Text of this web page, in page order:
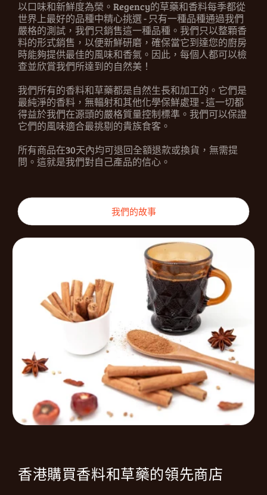
以口味和新鮮度為榮。Regency的草藥和香料每季都從
世界上最好的品種中精心挑選 - 只有一種品種通過我們
嚴格的測試，我們只銷售這一種品種。我們只以整顆香
料的形式銷售，以便新鮮研磨，確保當它到達您的廚房
時能夠提供最佳的風味和香氣。因此，每個人都可以檢
查並欣賞我們所達到的自然美！
我們所有的香料和草藥都是自然生長和加工的。它們是
最純淨的香料，無輻射和其他化學保鮮處理 - 這一切都
得益於我們在源頭的嚴格質量控制標準。我們可以保證
它們的風味適合最挑剔的貴族食客。
所有商品在30天內均可退回全額退款或換貨，無需提
問。這就是我們對自己產品的信心。
我們的故事
香港購買香料和草藥的領先商店